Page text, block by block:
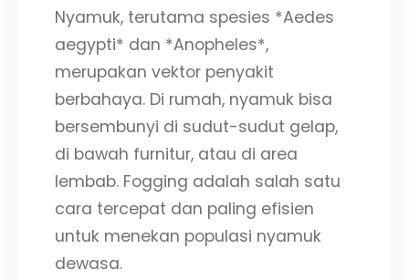
Nyamuk, terutama spesies *Aedes
aegypti* dan *Anopheles*,
merupakan vektor penyakit
berbahaya. Di rumah, nyamuk bisa
bersembunyi di sudut-sudut gelap,
di bawah furnitur, atau di area
lembab. Fogging adalah salah satu
cara tercepat dan paling efisien
untuk menekan populasi nyamuk
dewasa.